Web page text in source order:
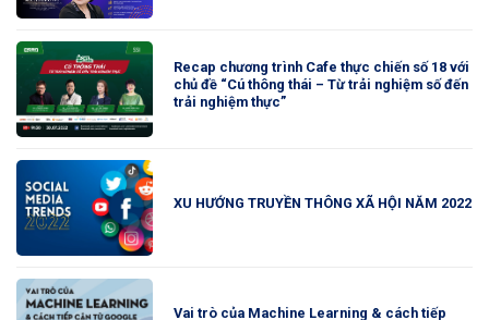
Recap chương trình Cafe thực chiến số 18 với
chủ đề “Cú thông thái – Từ trải nghiệm số đến
trải nghiệm thực”
XU HƯỚNG TRUYỀN THÔNG XÃ HỘI NĂM 2022
Vai trò của Machine Learning & cách tiếp